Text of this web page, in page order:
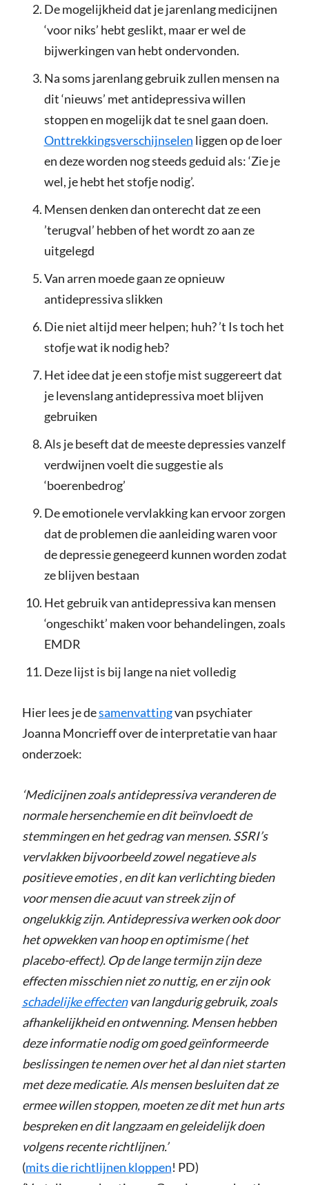
De mogelijkheid dat je jarenlang medicijnen
‘voor niks’ hebt geslikt, maar er wel de
bijwerkingen van hebt ondervonden.
Na soms jarenlang gebruik zullen mensen na
dit ‘nieuws’ met antidepressiva willen
stoppen en mogelijk dat te snel gaan doen.
Onttrekkingsverschijnselen liggen op de loer
en deze worden nog steeds geduid als: ‘Zie je
wel, je hebt het stofje nodig’.
Mensen denken dan onterecht dat ze een
’terugval’ hebben of het wordt zo aan ze
uitgelegd
Van arren moede gaan ze opnieuw
antidepressiva slikken
Die niet altijd meer helpen; huh? ’t Is toch het
stofje wat ik nodig heb?
Het idee dat je een stofje mist suggereert dat
je levenslang antidepressiva moet blijven
gebruiken
Als je beseft dat de meeste depressies vanzelf
verdwijnen voelt die suggestie als
‘boerenbedrog’
De emotionele vervlakking kan ervoor zorgen
dat de problemen die aanleiding waren voor
de depressie genegeerd kunnen worden zodat
ze blijven bestaan
Het gebruik van antidepressiva kan mensen
‘ongeschikt’ maken voor behandelingen, zoals
EMDR
Deze lijst is bij lange na niet volledig
Hier lees je desamenvattingvan psychiater
Joanna Moncrieff over de interpretatie van haar
onderzoek:
‘Medicijnen zoals antidepressiva veranderen de
normale hersenchemie en dit beïnvloedt de
stemmingen en het gedrag van mensen. SSRI’s
vervlakken bijvoorbeeld zowel negatieve als
positieve emoties , en dit kan verlichting bieden
voor mensen die acuut van streek zijn of
ongelukkig zijn. Antidepressiva werken ook door
het opwekken van hoop en optimisme ( het
placebo-effect). Op de lange termijn zijn deze
effecten misschien niet zo nuttig, en er zijn ook
schadelijke effectenvan langdurig gebruik, zoals
afhankelijkheid en ontwenning. Mensen hebben
deze informatie nodig om goed geïnformeerde
beslissingen te nemen over het al dan niet starten
met deze medicatie. Als mensen besluiten dat ze
ermee willen stoppen, moeten ze dit met hun arts
bespreken en dit langzaam en geleidelijk doen
volgens recente richtlijnen.’
(mits die richtlijnen kloppen! PD)